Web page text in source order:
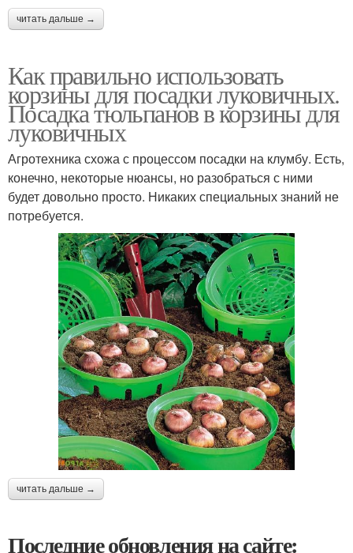
читать дальше →
Как правильно использовать
корзины для посадки луковичных.
Посадка тюльпанов в корзины для
луковичных
Агротехника схожа с процессом посадки на клумбу. Есть,
конечно, некоторые нюансы, но разобраться с ними
будет довольно просто. Никаких специальных знаний не
потребуется.
читать дальше →
Последние обновления на сайте: